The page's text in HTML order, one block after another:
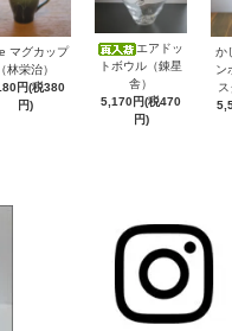
マグカップ
林栄治）
円(税380
円)
エアドッ
トボウル（錬星
舎）
5,170円(税470
円)
か
ン